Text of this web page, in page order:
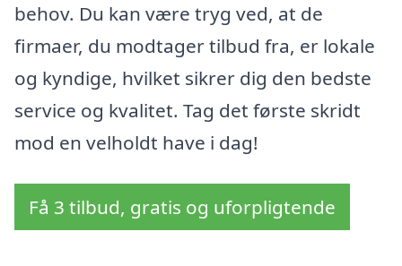
behov. Du kan være tryg ved, at de
firmaer, du modtager tilbud fra, er lokale
og kyndige, hvilket sikrer dig den bedste
service og kvalitet. Tag det første skridt
mod en velholdt have i dag!
Få 3 tilbud, gratis og uforpligtende